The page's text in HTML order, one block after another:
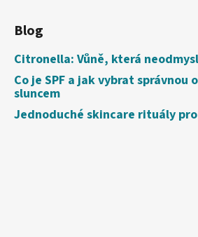
Blog
Citronella: Vůně, která
Co je SPF a jak vybrat správnou
sluncem
Jednoduché skincare rituály